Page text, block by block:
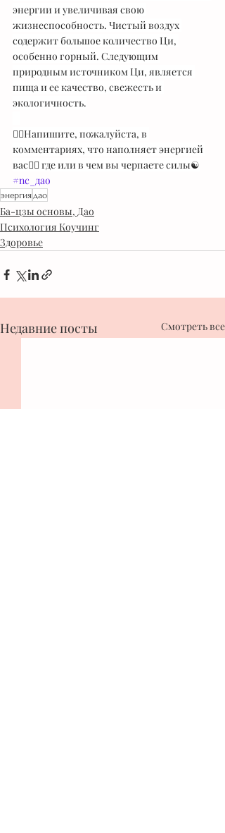
энергии и увеличивая свою
жизнеспособность. Чистый воздух
содержит большое количество Ци,
особенно горный. Следующим
природным источником Ци, является
пища и ее качество, свежесть и
экологичность.
👇🏻Напишите, пожалуйста, в
комментариях, что наполняет энергией
вас👇🏻 где или в чем вы черпаете силы☯️
#nc_дао
энергиядао
Ба-цзы основы, Дао
Психология Коучинг
Здоровье
Недавние посты Смотреть все